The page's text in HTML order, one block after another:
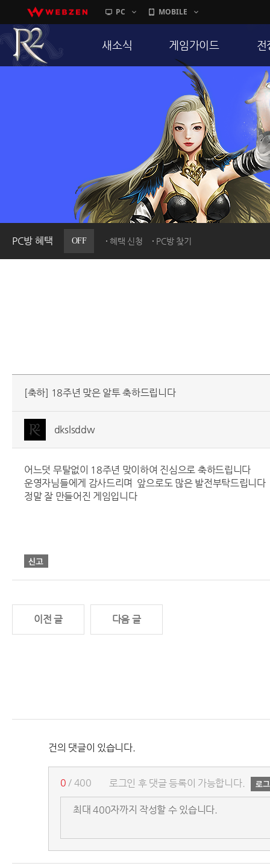
PC MOBILE
PC방 혜택 OFF 혜택 신청 PC방 찾기
새소식
PC방으로간다
게임가이드
게임 특징
서버가이드
신병훈련소
세부가이드
통합보급센터
전
통
공
[축하] 18주년 맞은 알투 축하드립니다
dkslsddw
어느덧 무탈없이 18주년 맞이하여 진심으로 축하드립니다
운영자님들에게 감사드리며 앞으로도 많은 발전부탁드립니다
정말 잘 만들어진 게임입니다
이전 글 다음 글
건의 댓글이 있습니다.
로그인 후 댓글 등록이 가능합니다.
0 / 400